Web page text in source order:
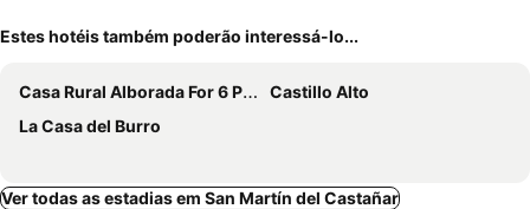
Estes hotéis também poderão interessá-lo...
Casa Rural Alborada For 6 People
Castillo Alto
La Casa del Burro
Ver todas as estadias em San Martín del Castañar